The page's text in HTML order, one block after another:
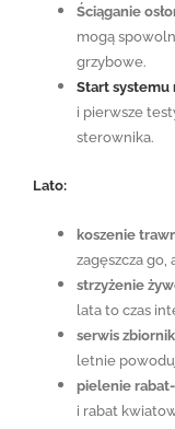
Ściąganie
mogą
grzybowe.
Start systemu
i pierwsze
sterownika.
Lato:
koszenie
zagęszcza go,
strzyżenie
lata to czas
serwis
letnie
pielenie rabat-
i rabat